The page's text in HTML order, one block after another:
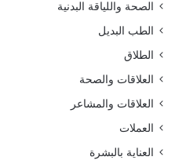
الصحة واللياقة البدنية
الطب البديل
الطلاق
العلاقات والصحة
العلاقات والمشاعر
العملات
العناية بالبشرة